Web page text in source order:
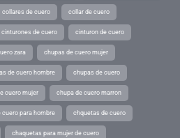
collares de cuero collar de cuero
cinturones de cuero cinturon de cuero
zara chupas de cuero mujer
de cuero hombre chupas de cuero
cuero mujer chupa de cuero marron
cuero para hombre chquetas de cuero
chaquetas para mujer de cuero